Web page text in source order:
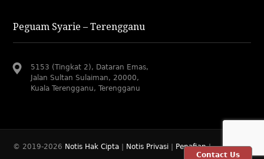
Peguam Syarie – Terengganu
5153 (Tingkat 2), Dataran Emas,
Jalan Sultan Sulaiman, 20000,
Kuala Terengganu, Terengganu
© 2019-2026
Contact Us
Notis Hak Cipta Notis Privasi Penafian|